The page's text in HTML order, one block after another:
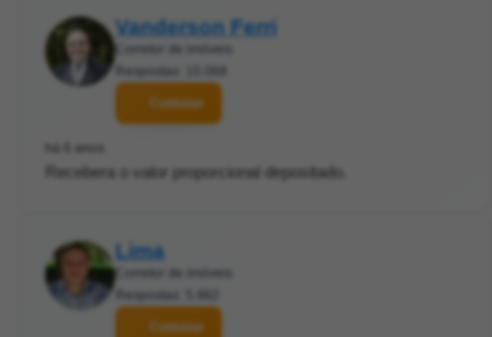
Vanderson Ferri
Contatar
Recebera o valor proporcional depositado.
Lima
Contatar